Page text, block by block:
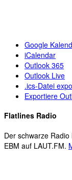
Google
iCalendar
Outlook 365
Outlook Live
.ics-Datei
Exportiere
Flatlines Radio
Der schwarze
EBM auf LAUT.FM.